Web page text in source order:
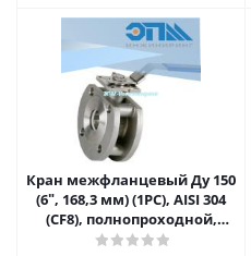
Кран межфланцевый Ду 150
(6ʺ, 168,3 мм) (1PC), AISI 304
(CF8), полнопроходной,
шаровой, односоставной с